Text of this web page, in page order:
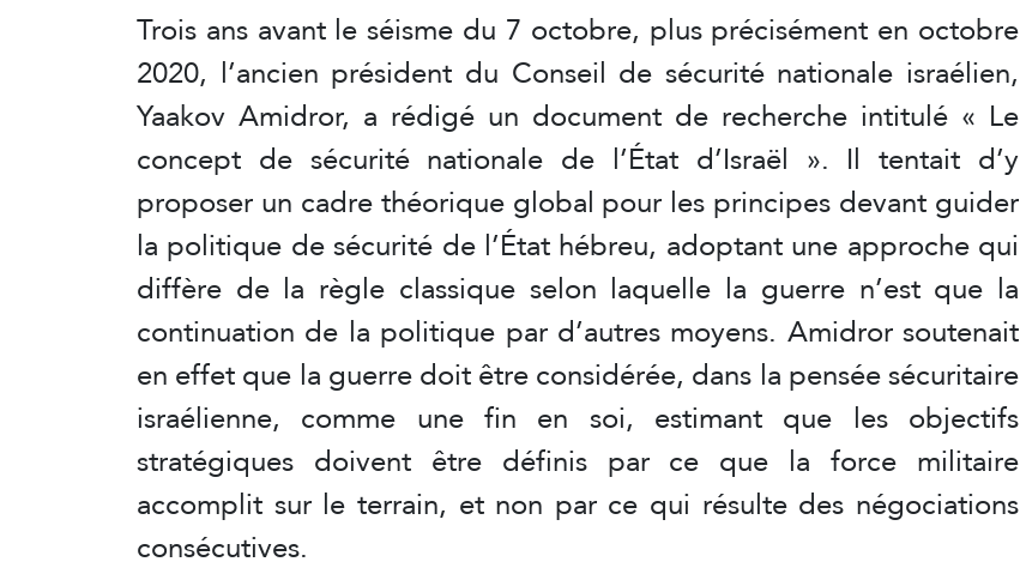
Trois ans avant le séisme du 7 octobre, plus précisément en octobre
2020, l’ancien président du Conseil de sécurité nationale israélien,
Yaakov Amidror, a rédigé un document de recherche intitulé « Le
concept de sécurité nationale de l’État d’Israël ». Il tentait d’y
proposer un cadre théorique global pour les principes devant guider
la politique de sécurité de l’État hébreu, adoptant une approche qui
diffère de la règle classique selon laquelle la guerre n’est que la
continuation de la politique par d’autres moyens. Amidror soutenait
en effet que la guerre doit être considérée, dans la pensée sécuritaire
israélienne, comme une fin en soi, estimant que les objectifs
stratégiques doivent être définis par ce que la force militaire
accomplit sur le terrain, et non par ce qui résulte des négociations
consécutives.